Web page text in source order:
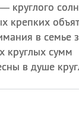
круглого
крепких
в семье
круглых сумм
в душе